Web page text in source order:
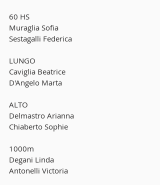
60 HS
Muraglia Sofia
Sestagalli Federica
LUNGO
Caviglia Beatrice
D'Angelo Marta
ALTO
Delmastro Arianna
Chiaberto Sophie
1000m
Degani Linda
Antonelli Victoria